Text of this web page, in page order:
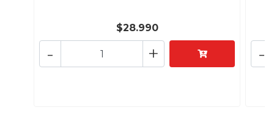
$28.990
+
- -